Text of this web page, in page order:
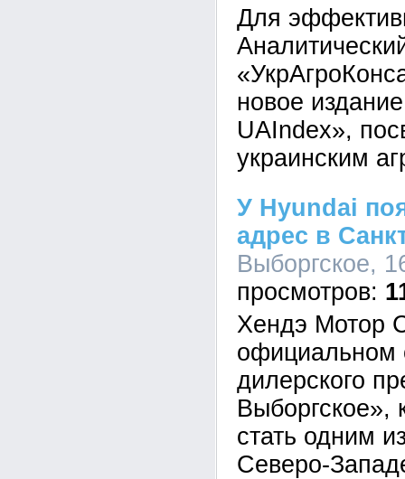
Для
новое
UAIndex»,
украинским
У Hyundai
адрес в
Выборгское,
Хендэ Мотор
официальном
дилерского
Выборгское»,
стать одним
Северо-